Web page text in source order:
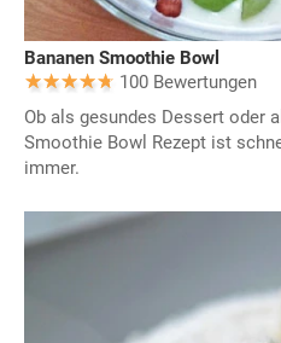
Bananen Smoothie Bowl
100 Bewertungen
Ob als gesundes Dessert oder
Smoothie Bowl Rezept ist
immer.